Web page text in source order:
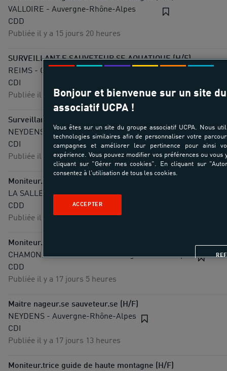
VALLOIRE - Auvergne-Rhône-Alpes
CDD
Publiée il y a 15 jours 20 heures
SURVEILLANT.E SAUVETEUR.SE AQUATIQUE (H/F)
REIMS - Grand Est
CDI
Publiée il y a 16 jours 12 heures
Surveillant.e sauveteur.se aquatique (H/F)
NEYDENS - Auvergne-Rhône-Alpes
CDI
Publiée il y a 16 jours 19 heures
Moniteur.trice guide de haute montagne (H/F)
LA SALLE LES ALPES - Provence-Alpes-Côte-d'Azur
CDD
Publiée il y a 17 jours 5 heures
Moniteur.trice guide de haute montagne (H/F)
CHAMONIX MONT BLANC - Auvergne-Rhône-Alpes
CDD
Publiée il y a 17 jours 5 heures
Maitre nageur.se sauveteur.se (H/F)
NEYDENS - Auvergne-Rhône-Alpes
CDI
Publiée il y a 17 jours 13 heures
Moniteur.trice guide de haute montagne (H/F)
Bonjour et bienvenue sur un site
associatif UCPA !
Vous êtes sur un site du groupe associatif UCPA. Nous
technologies similaires afin de personnaliser votre
campagnes et améliorer leur pertinence pour ainsi
expérience. Vous pouvez modifier vos préférences ou
cliquant sur "Gérer mes cookies". En cliquant sur
consentez à l'utilisation de tous les cookies.
ACCEPTER